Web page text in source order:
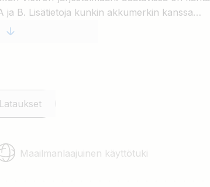
ja B. Lisätietoja kunkin akkumerkin kanssa
on käyttöohjeessa.
Lataukset
Maailmanlaajuinen käyttötuki